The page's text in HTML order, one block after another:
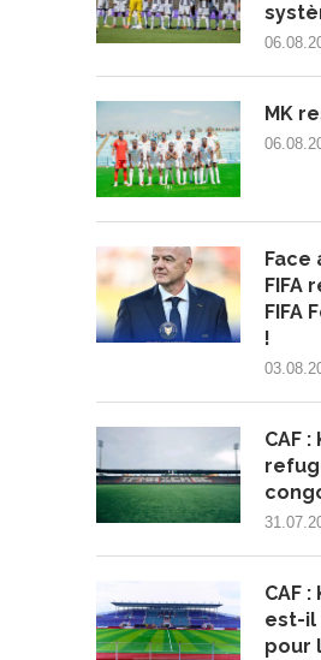
MK
Face
FIFA
FIFA
!
CAF
CAF
est-il
pour